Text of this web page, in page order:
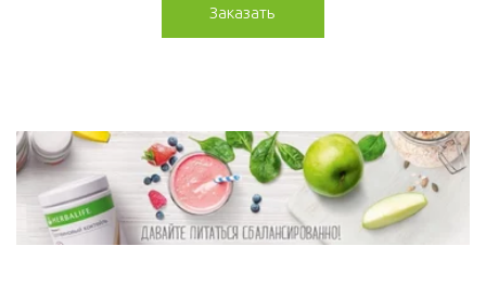
Заказать